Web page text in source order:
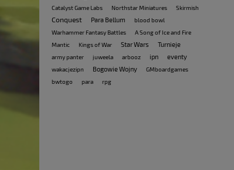
Catalyst Game Labs
Northstar Miniatures Skirmish
Conquest Para Bellum
blood bowl
Warhammer Fantasy Battles
A Song of Ice and Fire
Mantic
Kings of War Star Wars Turnieje
army panter juweela arbooz ipn eventy
wakacjezipn Bogowie Wojny
GMboardgames
bwtogo
para rpg